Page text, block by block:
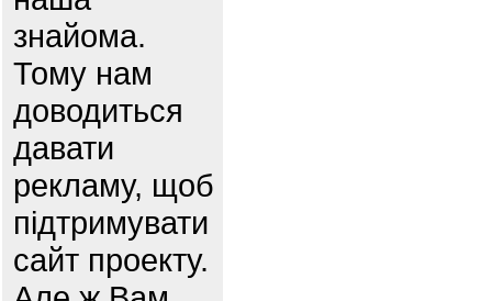
знайома.
Тому нам
доводиться
давати
рекламу, щоб
підтримувати
сайт проекту.